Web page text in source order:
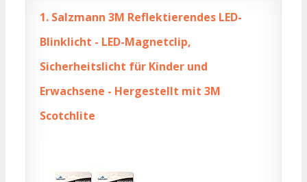
1. Salzmann 3M Reflektierendes LED-
Blinklicht - LED-Magnetclip,
Sicherheitslicht für Kinder und
Erwachsene - Hergestellt mit 3M
Scotchlite